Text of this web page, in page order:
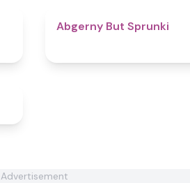
Abgerny But Sprunki
Advertisement